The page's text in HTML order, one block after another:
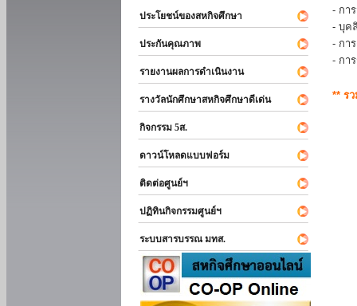
ประโยชน์ของสหกิจศึกษา
ประกันคุณภาพ
รายงานผลการดำเนินงาน
รางวัลนักศึกษาสหกิจศึกษาดีเด่น
กิจกรรม 5ส.
ดาวน์โหลดแบบฟอร์ม
ติดต่อศูนย์ฯ
ปฏิทินกิจกรรมศูนย์ฯ
ระบบสารบรรณ มทส.
- กา
- บุค
- กา
- กา
** ร